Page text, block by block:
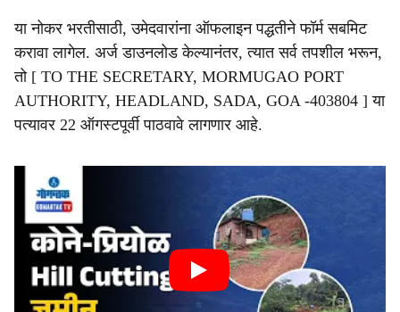
या नोकर भरतीसाठी, उमेदवारांना ऑफलाइन पद्धतीने फॉर्म सबमिट
करावा लागेल. अर्ज डाउनलोड केल्यानंतर, त्यात सर्व तपशील भरून,
तो [ TO THE SECRETARY, MORMUGAO PORT
AUTHORITY, HEADLAND, SADA, GOA -403804 ] या
पत्यावर 22 ऑगस्टपूर्वी पाठवावे लागणार आहे.